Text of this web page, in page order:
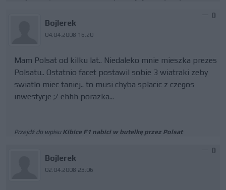
Bojlerek
04.04.2008 16:20
0
Mam Polsat od kilku lat.. Niedaleko mnie mieszka prezes
Polsatu.. Ostatnio facet postawil sobie 3 wiatraki zeby
swiatlo miec taniej.. to musi chyba splacic z czegos
inwestycje ;/ ehhh porazka...
Przejdź do wpisu Kibice F1 nabici w butelkę przez Polsat
Bojlerek
02.04.2008 23:06
0